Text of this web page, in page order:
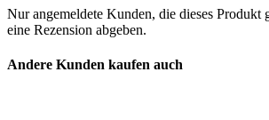
Nur angemeldete Kunden, die dieses Produkt
eine Rezension abgeben.
Andere Kunden kaufen auch